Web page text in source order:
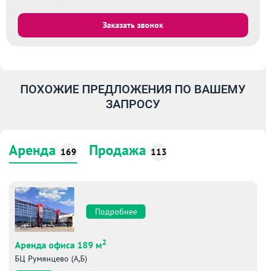
Заказать звонок
ПОХОЖИЕ ПРЕДЛОЖЕНИЯ ПО ВАШЕМУ
ЗАПРОСУ
Аренда 169 Продажа 113
Подробнее
Аренда офиса 189 м2
БЦ Румянцево (А,Б)